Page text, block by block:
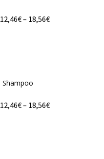
12,46€– 18,56€
12,46€– 18,56€